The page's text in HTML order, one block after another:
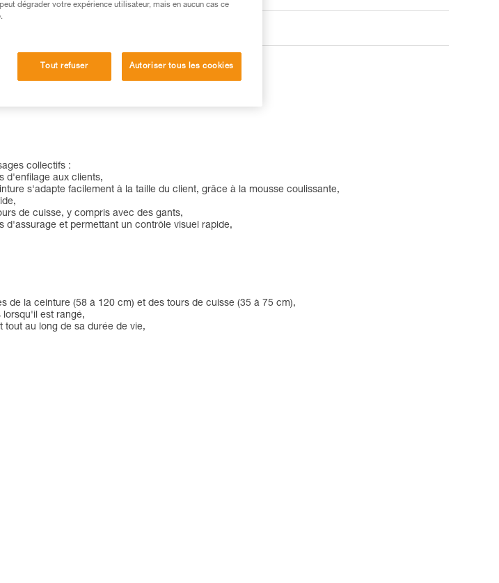
collectifs :
d'enfilage aux clients,
s'adapte facilement à la taille du client, grâce à la mousse coulissante,
de cuisse, y compris avec des gants,
et permettant un contrôle visuel rapide,
de la ceinture (58 à 120 cm) et des tours de cuisse (35 à 75 cm),
est rangé,
au long de sa durée de vie,
dégrader votre expérience utilisateur, mais en aucun cas ce
Tout refuser Autoriser tous les cookies